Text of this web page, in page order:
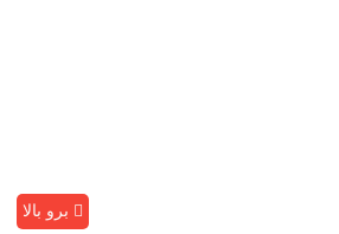
برو بالا